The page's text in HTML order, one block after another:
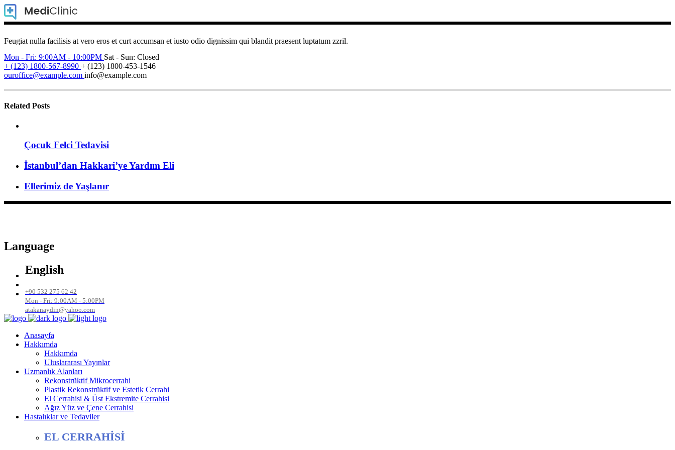
Feugiat nulla facilisis at vero eros et curt accumsan et iusto odio dignissim qui blandit praesent luptatum zzril.
Mon - Fri: 9:00AM - 10:00PM Sat - Sun: Closed
+ (123) 1800-567-8990 + (123) 1800-453-1546
ouroffice@example.com info@example.com
Related Posts
Çocuk Felci Tedavisi
İstanbul’dan Hakkari’ye Yardım Eli
Ellerimiz de Yaşlanır
Language
English
+90 532 275 62 42
Mon - Fri: 9:00AM - 5:00PM
atakanaydin@yahoo.com
Anasayfa
Hakkımda
Hakkımda
Uluslararası Yayınlar
Uzmanlık Alanları
Rekonstrüktif Mikrocerrahi
Plastik Rekonstrüktif ve Estetik Cerrahi
El Cerrahisi & Üst Ekstremite Cerrahisi
Ağız Yüz ve Çene Cerrahisi
Hastalıklar ve Tedaviler
EL CERRAHİSİ